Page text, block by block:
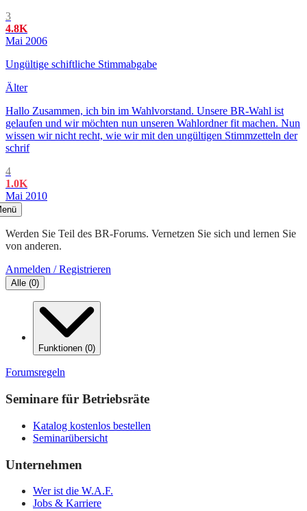
3
4.8K
Mai 2006
Ungültige schiftliche Stimmabgabe
Älter
Hallo Zusammen, ich bin im Wahlvorstand. Unsere BR-Wahl ist
gelaufen und wir möchten nun unseren Wahlordner fit machen. Nun
wissen wir nicht recht, wie wir mit den ungültigen Stimmzetteln der
schrif
4
1.0K
Mai 2010
Werden Sie Teil des BR-Forums. Vernetzen Sie sich und lernen Sie
von anderen.
Anmelden / Registrieren
Alle (0)
Funktionen (0)
Forumsregeln
Seminare für Betriebsräte
Katalog kostenlos bestellen
Seminarübersicht
Unternehmen
Wer ist die W.A.F.
Jobs & Karriere